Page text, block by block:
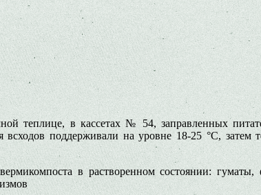
теплице, в кассетах № 54, заправленных
поддерживали на уровне 18-25 °C, затем
в растворенном состоянии: